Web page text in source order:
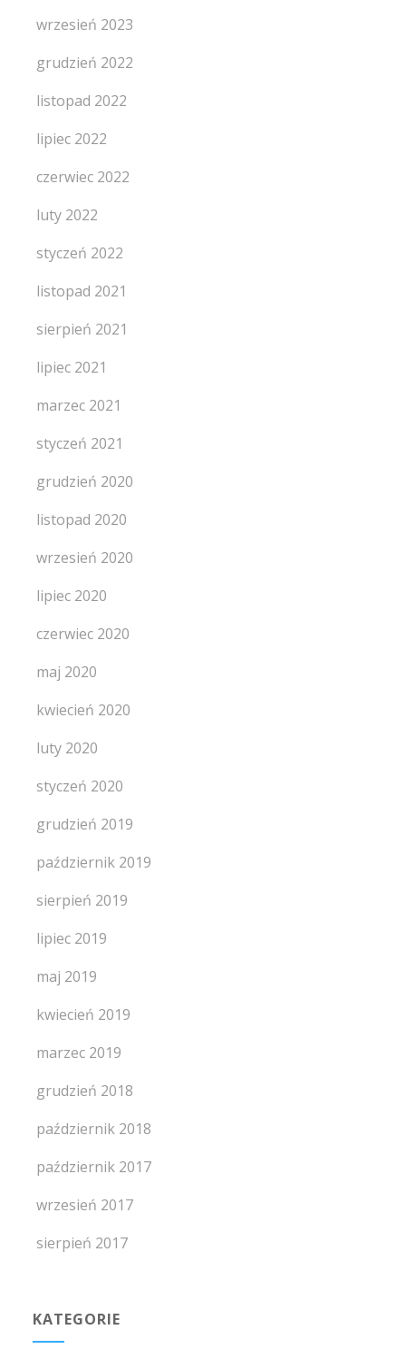
wrzesień 2023
grudzień 2022
listopad 2022
lipiec 2022
czerwiec 2022
luty 2022
styczeń 2022
listopad 2021
sierpień 2021
lipiec 2021
marzec 2021
styczeń 2021
grudzień 2020
listopad 2020
wrzesień 2020
lipiec 2020
czerwiec 2020
maj 2020
kwiecień 2020
luty 2020
styczeń 2020
grudzień 2019
październik 2019
sierpień 2019
lipiec 2019
maj 2019
kwiecień 2019
marzec 2019
grudzień 2018
październik 2018
październik 2017
wrzesień 2017
sierpień 2017
KATEGORIE